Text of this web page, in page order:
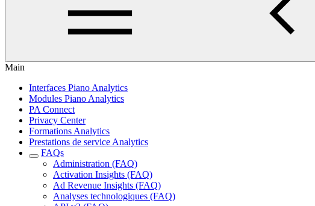
Main
Interfaces Piano Analytics
Modules Piano Analytics
PA Connect
Privacy Center
Formations Analytics
Prestations de service Analytics
FAQs
Administration (FAQ)
Activation Insights (FAQ)
Ad Revenue Insights (FAQ)
Analyses technologiques (FAQ)